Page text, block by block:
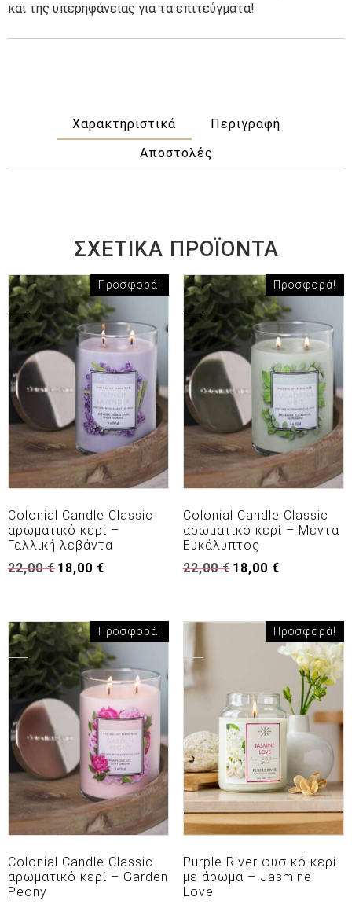
και της υπερηφάνειας για τα επιτεύγματα!
Χαρακτηριστικά
Περιγραφή
Αποστολές
ΣΧΕΤΙΚΆ ΠΡΟΪΌΝΤΑ
Προσφορά!
Colonial Candle Classic
αρωματικό κερί –
Γαλλική λεβάντα
22,00€ Original
18,00 €
18,00 €.
Προσφορά!
Colonial Candle Classic
αρωματικό κερί – Μέντα
Ευκάλυπτος
22,00€ Original
18,00 €Η
18,00 €.
Προσφορά!
Colonial Candle Classic
αρωματικό κερί – Garden
Peony
Προσφορά!
Purple River φυσικό κερί
με άρωμα – Jasmine
Love